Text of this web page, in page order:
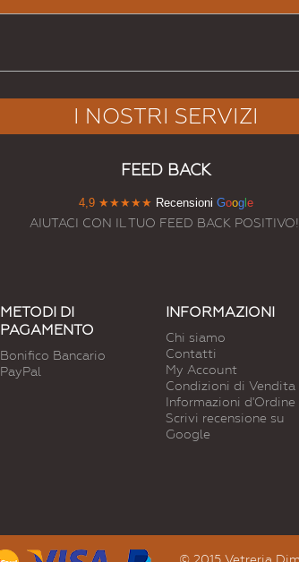
I NOSTRI SERVIZI
FEED BACK
4,9 ★★★★★ Recensioni Googl e
AIUTACI CON IL TUO FEED BACK
METODI DI
PAGAMENTO
Bonifico Bancario
PayPal
INFORMAZIONI
Chi siamo
Contatti
My Account
Condizioni di Vendita
Informazioni d'Ordine
Scrivi recensione su
Google